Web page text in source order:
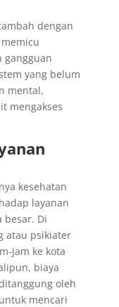
dengan
gangguan
yang belum
mental,
mengakses
kesehatan
layanan
besar. Di
atau psikiater
jam ke kota
biaya
oleh
mencari